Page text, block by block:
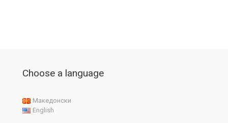
Choose a language
Македонски
English